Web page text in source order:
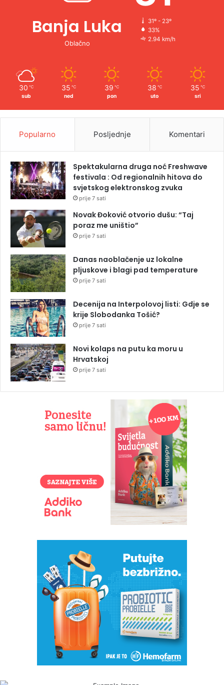
Banja Luka
Oblačno
31º - 23º
33%
2.94 km/h
30 ℃
sub
35 ℃
ned
39 ℃
pon
38 ℃
uto
35 ℃
sri
Popularno Posljednje Komentari
Spektakularna druga noć Freshwave
festivala : Od regionalnih hitova do
svjetskog elektronskog zvuka
prije 7 sati
Novak Đoković otvorio dušu: “Taj
poraz me uništio”
prije 7 sati
Danas naoblačenje uz lokalne
pljuskove i blagi pad temperature
prije 7 sati
Decenija na Interpolovoj listi: Gdje se
krije Slobodanka Tošić?
prije 7 sati
Novi kolaps na putu ka moru u
Hrvatskoj
prije 7 sati